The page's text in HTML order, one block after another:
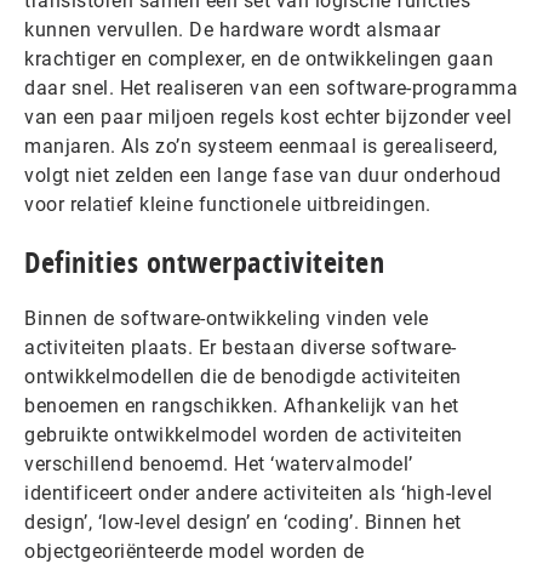
kunnen vervullen. De hardware wordt alsmaar
krachtiger en complexer, en de ontwikkelingen gaan
daar snel. Het realiseren van een software-programma
van een paar miljoen regels kost echter bijzonder veel
manjaren. Als zo’n systeem eenmaal is gerealiseerd,
volgt niet zelden een lange fase van duur onderhoud
voor relatief kleine functionele uitbreidingen.
Definities ontwerpactiviteiten
Binnen de software-ontwikkeling vinden vele
activiteiten plaats. Er bestaan diverse software-
ontwikkelmodellen die de benodigde activiteiten
benoemen en rangschikken. Afhankelijk van het
gebruikte ontwikkelmodel worden de activiteiten
verschillend benoemd. Het ‘watervalmodel’
identificeert onder andere activiteiten als ‘high-level
design’, ‘low-level design’ en ‘coding’. Binnen het
objectgeoriënteerde model worden de